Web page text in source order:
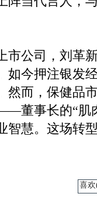
公司，刘革
如今押注银发
然而，保健品
董事长的“肌
智慧。这场转
喜